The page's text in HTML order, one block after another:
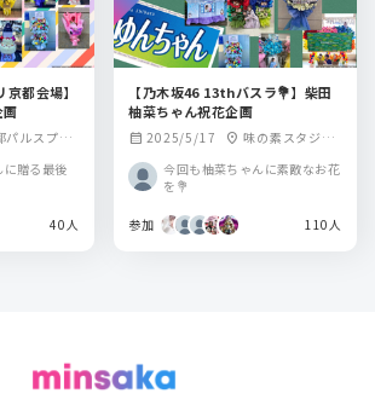
都会場】
画
パルスプラ
贈る最後
40人
【乃木坂46 13thバスラ💐】柴田
柚菜ちゃん祝花企画
calendar_month 2025/5/17 location_on 味の素スタジア
今回も柚菜ちゃんに素敵なお花
を💐
参加 110人